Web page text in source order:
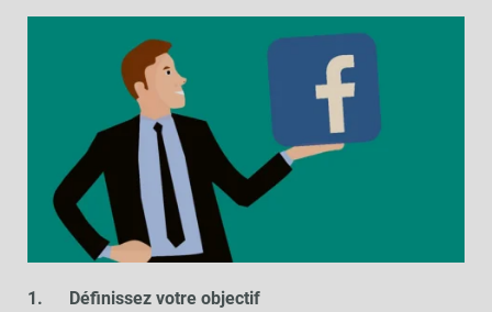
1. Définissez votre objectif